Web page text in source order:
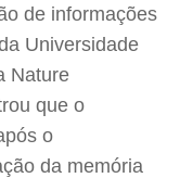
de informações
Universidade
Nature
que o
o
da memória